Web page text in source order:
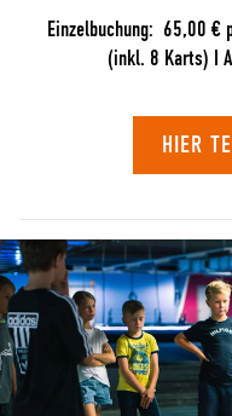
Einzelbuchung: 65,00 €
(inkl. 8 Karts) I
HIER